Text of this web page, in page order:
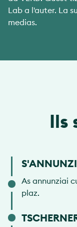
Lab a l'auter. La
medias.
Ils
As annunziai
plaz.